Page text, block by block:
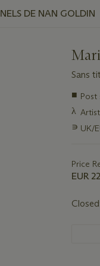
DE NAN GOLDIN
Sans
about
this
■ Post
λ
∍ UK/
Price
EUR